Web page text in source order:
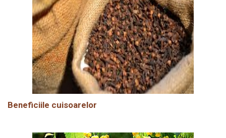
Beneficiile cuisoarelor